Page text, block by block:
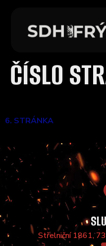
ČÍSLO
6. STRÁNKA
Střelniční 1861,